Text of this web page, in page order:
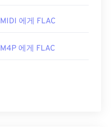
MIDI 에게 FLAC
M4P 에게 FLAC